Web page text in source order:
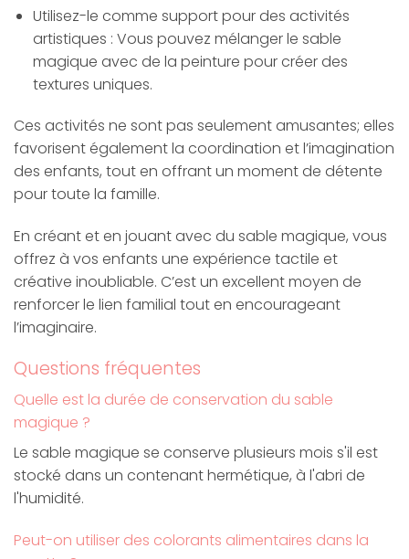
Utilisez-le comme support pour des activités
artistiques : Vous pouvez mélanger le sable
magique avec de la peinture pour créer des
textures uniques.
Ces activités ne sont pas seulement amusantes; elles
favorisent également la coordination et l’imagination
des enfants, tout en offrant un moment de détente
pour toute la famille.
En créant et en jouant avec du sable magique, vous
offrez à vos enfants une expérience tactile et
créative inoubliable. C’est un excellent moyen de
renforcer le lien familial tout en encourageant
l’imaginaire.
Questions fréquentes
Quelle est la durée de conservation du sable
magique ?
Le sable magique se conserve plusieurs mois s'il est
stocké dans un contenant hermétique, à l'abri de
l'humidité.
Peut-on utiliser des colorants alimentaires dans la